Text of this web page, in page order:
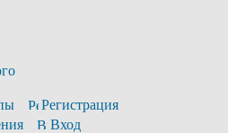
Регистрация
Вход